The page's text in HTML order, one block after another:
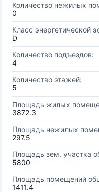
Количество нежилых
0
Класс энергетической
D
Количество подъездов:
4
Количество этажей:
5
Площадь жилых
3872.3
Площадь нежилых
297.5
Площадь зем. участка
5800
Площадь помещений
1411.4